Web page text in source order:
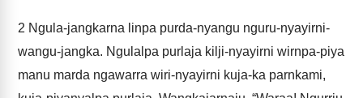
2 Ngula-jangkarna linpa purda-nyangu nguru-nyayirni-
wangu-jangka. Ngulalpa purlaja kilji-nyayirni wirnpa-piya
manu marda ngawarra wiri-nyayirni kuja-ka parnkami,